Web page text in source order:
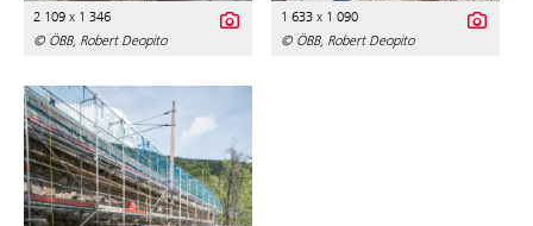
2 109 x 1 346
© ÖBB, Robert Deopito
1 633 x 1 090
© ÖBB, Robert Deopito